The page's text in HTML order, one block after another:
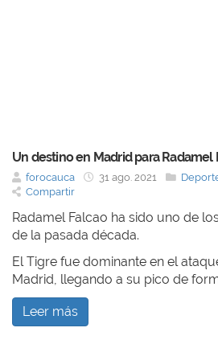
Un destino en Madrid para Radamel
forocauca 31 ago. 2021
Compartir
Radamel Falcao ha sido uno de
de la pasada década.
El Tigre fue dominante en el
Madrid, llegando a su pico de
Leer más